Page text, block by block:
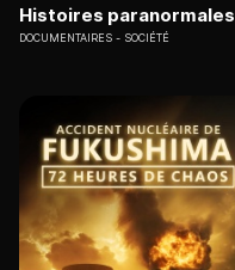
Histoires paranormales
DOCUMENTAIRES SOCIÉTÉ